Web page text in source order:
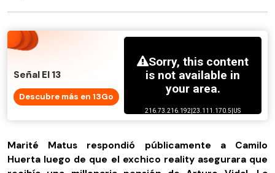
Señal El 13
Descubre más en 13Go
Marité Matus respondió públicamente a Camilo
Huerta luego de que el exchico reality asegurara que